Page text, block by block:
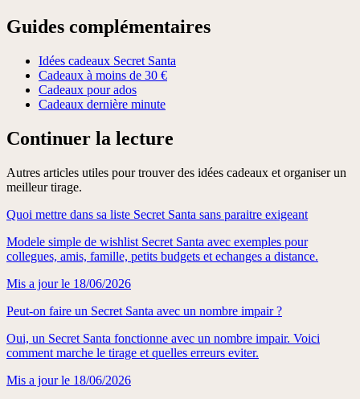
Guides complémentaires
Idées cadeaux Secret Santa
Cadeaux à moins de 30 €
Cadeaux pour ados
Cadeaux dernière minute
Continuer la lecture
Autres articles utiles pour trouver des idées cadeaux et organiser un
meilleur tirage.
Quoi mettre dans sa liste Secret Santa sans paraitre exigeant
Modele simple de wishlist Secret Santa avec exemples pour
collegues, amis, famille, petits budgets et echanges a distance.
Mis a jour le 18/06/2026
Peut-on faire un Secret Santa avec un nombre impair ?
Oui, un Secret Santa fonctionne avec un nombre impair. Voici
comment marche le tirage et quelles erreurs eviter.
Mis a jour le 18/06/2026